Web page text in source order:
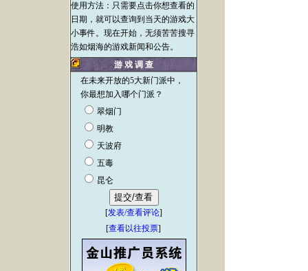
使用方法：只需要点击你想查看的
日期，就可以查询到当天的游戏大
小事件。现在开始，无须苦苦搜寻
浩如烟海的游戏新闻和公告。
游 戏 调 查
在未来开放的5大新门派中，
你最想加入哪个门派？
翠烟门
明教
天波府
五毒
昆仑
[发表/查看评论]
[查看以往投票]